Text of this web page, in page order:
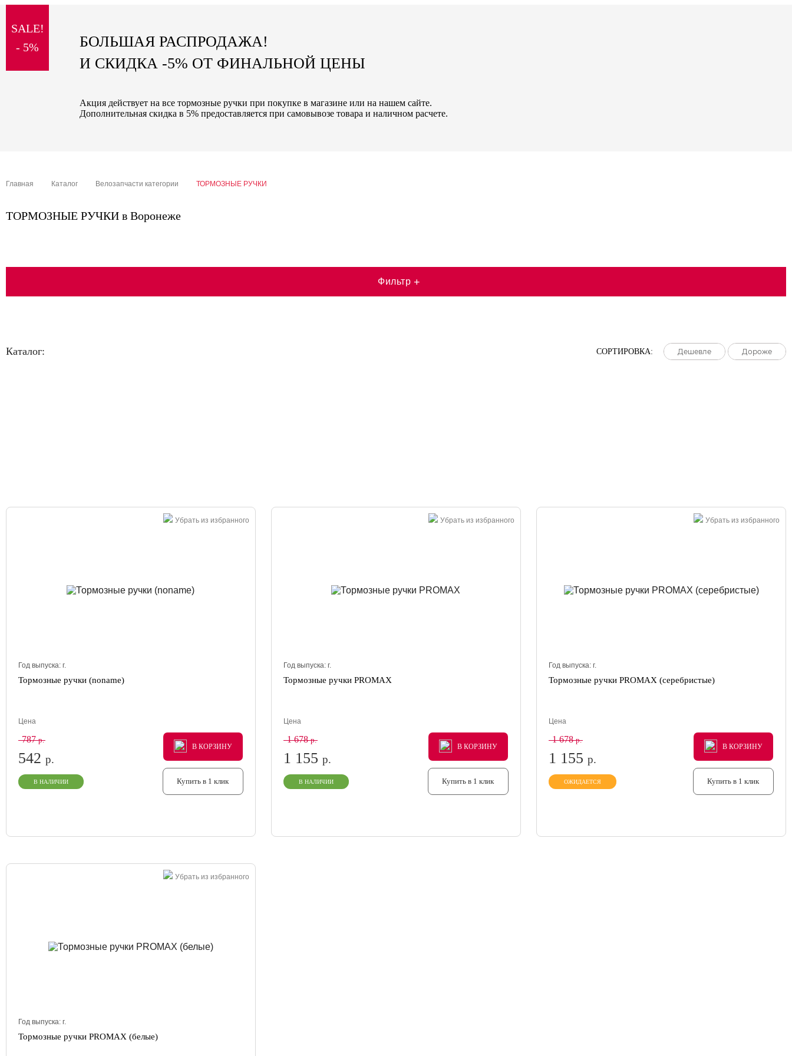
sale
special price
SALE!
- 5%
БОЛЬШАЯ РАСПРОДАЖА!
И СКИДКА -5% ОТ ФИНАЛЬНОЙ ЦЕНЫ
Акция действует на все тормозные ручки при покупке в магазине или на нашем сайте.
Дополнительная скидка в 5% предоставляется при самовывозе товара и наличном расчете.
Главная Каталог Велозапчасти категории ТОРМОЗНЫЕ РУЧКИ
ТОРМОЗНЫЕ РУЧКИ в Воронеже
Фильтр +
Каталог: СОРТИРОВКА: Дешевле
Дешевле
Дешевле Дороже
Дороже
Дороже
Убрать из избранного
Год выпуска: г.
Тормозные ручки (noname)
Цена
787р.
542 р.
В НАЛИЧИИ
В КОРЗИНУ
В КОРЗИНУ
В КОРЗИНУ
Купить в 1 клик
Убрать из избранного
Год выпуска:г.
Тормозные ручки PROMAX
Цена
1 678р.
1 155р.
В НАЛИЧИИ
В КОРЗИНУ
В КОРЗИНУ
В КОРЗИНУ
Купить в 1 клик
Убрать из избранного
Год выпуска:г.
Тормозные ручки PROMAX (серебристые)
Цена
1 678р.
1 155р.
ОЖИДАЕТСЯ
В КОРЗИНУ
В КОРЗИНУ
В КОРЗИНУ
Купить в 1 клик
Убрать из избранного
Год выпуска: г.
Тормозные ручки PROMAX (белые)